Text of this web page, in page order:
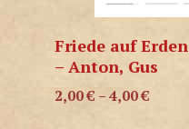
Friede auf Erden
– Anton, Gus
2,00€ – 4,00€